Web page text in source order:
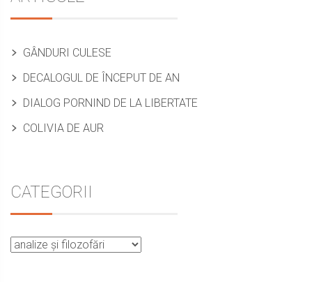
GÂNDURI CULESE
DECALOGUL DE ÎNCEPUT DE AN
DIALOG PORNIND DE LA LIBERTATE
COLIVIA DE AUR
CATEGORII